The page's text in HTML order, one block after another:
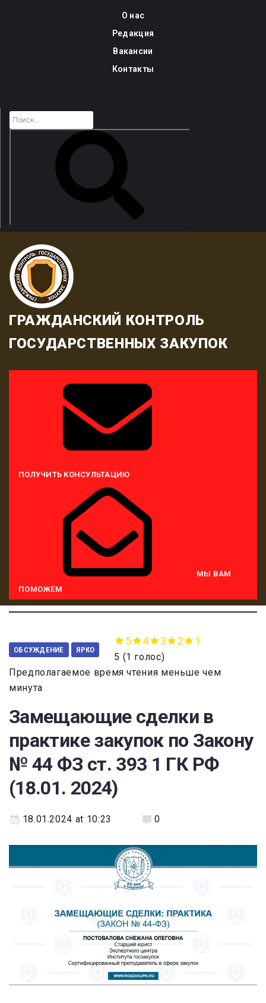
О нас
Редакция
Вакансии
Контакты
ГРАЖДАНСКИЙ КОНТРОЛЬ
ГОСУДАРСТВЕННЫХ ЗАКУПОК
ПОЛУЧИТЬ КОНСУЛЬТАЦИЮ
МЫ ВАМ
ПОМОЖЕМ
ОБСУЖДЕНИЕ ЯРКО
5 4 3 2 1
5 (1 голос)
Предполагаемое время чтения меньше чем
минута
Замещающие сделки в
практике закупок по Закону
№ 44 ФЗ ст. 393 1 ГК РФ
(18.01. 2024)
18.01.2024 at 10:23 0